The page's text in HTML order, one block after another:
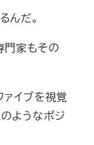
んだ。
門家もその
ァイブを視覚
ようなポジ